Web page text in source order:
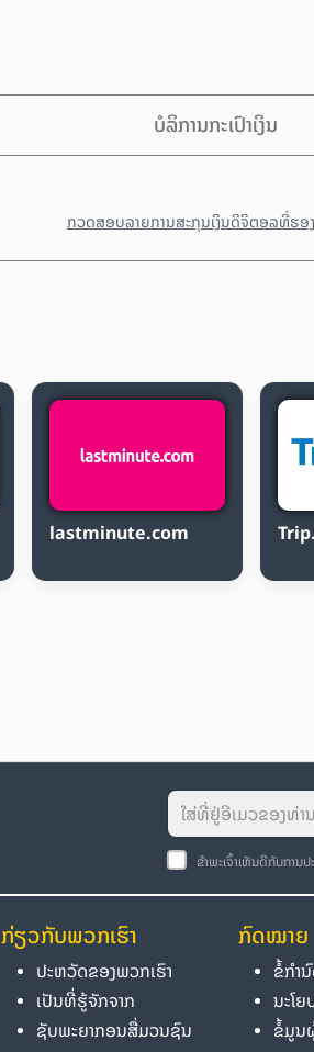
ບໍລິການກະເປົາເງິນ
ກວດສອບລາຍການສະກຸນເງິນດິຈິຕອລທີ່ຮອ
lastminute.com
ຂ້າພະເຈົ້າເຫັນດີກັບການ
ກ່ຽວກັບພວກເຮົາ
ປະຫວັດຂອງພວກເຮົາ
ເປັນທີ່ຮູ້ຈັກຈາກ
ຊັບພະຍາກອນສື່ມວນຊົນ
ກົດໝາຍ
ຂໍ້ກຳ
ນະໂ
ຂໍ້ມູນ